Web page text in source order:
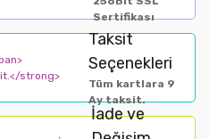
Sertifikası
Taksit
Seçenekleri
Tüm kartlara 9
Ay taksit.
İade ve